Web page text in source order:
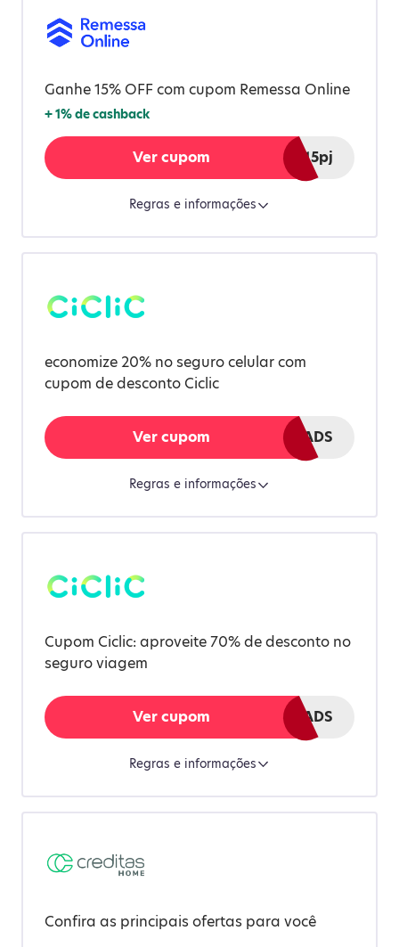
Ganhe 15% OFF com cupom Remessa Online
+1%de cashback
afilio15pj
Ver cupom
Regras e informações
economize 20% no seguro celular com
cupom de desconto Ciclic
CITYADS
Ver cupom
Regras e informações
Cupom Ciclic: aproveite 70% de desconto no
seguro viagem
CITYADS
Ver cupom
Regras e informações
Confira as principais ofertas para você